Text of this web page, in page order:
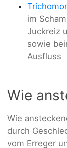
im
Juckreiz
sowie
Ausfluss
Wie
Wie
durch
vom Erreger